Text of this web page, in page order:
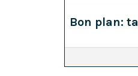
Bon plan: